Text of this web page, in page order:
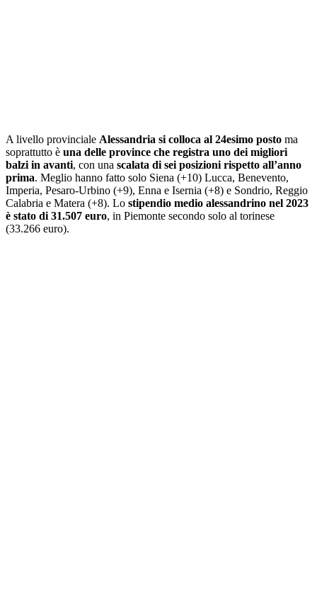
A livello provinciale Alessandria si colloca al 24esimo posto ma
soprattutto è una delle province che registra uno dei migliori
balzi in avanti, con una scalata di sei posizioni rispetto all’anno
prima. Meglio hanno fatto solo Siena (+10) Lucca, Benevento,
Imperia, Pesaro-Urbino (+9), Enna e Isernia (+8) e Sondrio, Reggio
Calabria e Matera (+8). Lo stipendio medio alessandrino nel 2023
è stato di 31.507 euro, in Piemonte secondo solo al torinese
(33.266 euro).